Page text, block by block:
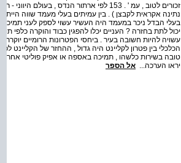
זכורים לטוב , עמ ' . 153 לפי ארתור הנדס ,
נתינה אקראית לקבצן ) . בין עמיתים בעלי מעמד שווה
בעלי הבדל ניכר במעמד היה העשיר עשוי לספק לעני
יכול לתת בחזרה ? העניים יכלו להפגין כבוד והוקרה כלפי
עשויה להיות חשובה בעיר . ביחסי הפטרונות הרומיים
הכלכלי בין פטרון לקליינט היה גדול , ההחזר של
טובה בשירות כלשהו , תמיכה באספה או אפיק פוליטי אחר .
יראו הערכה... אל הספר